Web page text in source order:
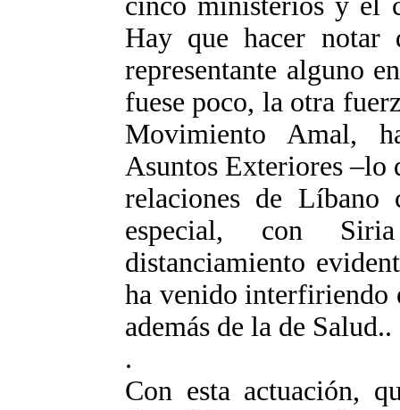
Hay que hacer
representante alguno
fuese poco, la otra
Movimiento Amal,
Asuntos Exteriores –lo
relaciones de
especial, con
distanciamiento
ha venido interfiriendo
además de la de Salud..
.
Con esta actuación,